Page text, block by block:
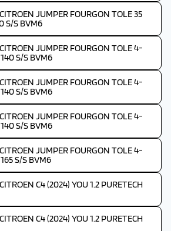
JUMPER FOURGON TOLE 35
S/S BVM6
JUMPER FOURGON TOLE 4-
S/S BVM6
JUMPER FOURGON TOLE 4-
S/S BVM6
JUMPER FOURGON TOLE 4-
S/S BVM6
JUMPER FOURGON TOLE 4-
S/S BVM6
C4 (2024) YOU 1.2 PURETECH
C4 (2024) YOU 1.2 PURETECH